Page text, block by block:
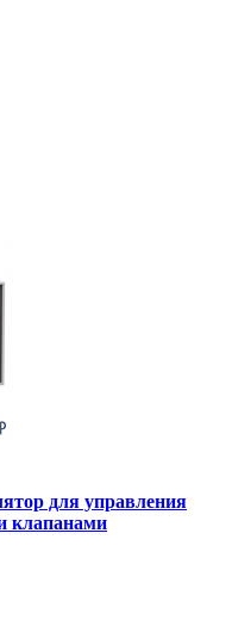
для управления
клапанами